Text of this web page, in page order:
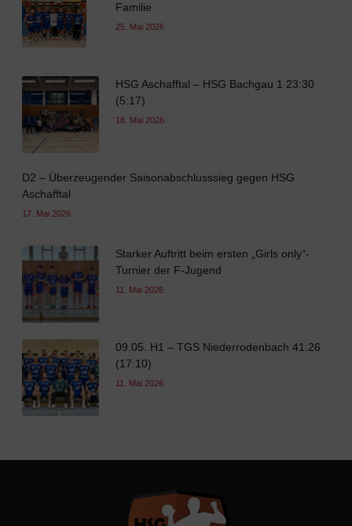
Familie
25. Mai 2026
HSG Aschafftal – HSG Bachgau 1 23:30
(5:17)
18. Mai 2026
D2 – Überzeugender Saisonabschlusssieg gegen HSG
Aschafftal
17. Mai 2026
Starker Auftritt beim ersten „Girls only“-
Turnier der F-Jugend
11. Mai 2026
09.05. H1 – TGS Niederrodenbach 41:26
(17:10)
11. Mai 2026